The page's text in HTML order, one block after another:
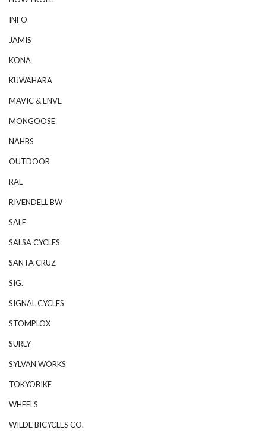
INFO
JAMIS
KONA
KUWAHARA
MAVIC & ENVE
MONGOOSE
NAHBS
OUTDOOR
RAL
RIVENDELL BW
SALE
SALSA CYCLES
SANTA CRUZ
SIG.
SIGNAL CYCLES
STOMPLOX
SURLY
SYLVAN WORKS
TOKYOBIKE
WHEELS
WILDE BICYCLES CO.